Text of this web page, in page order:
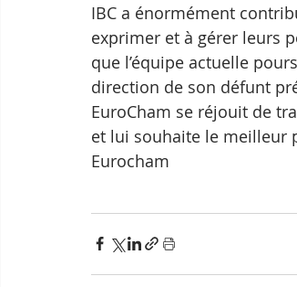
IBC a énormément
exprimer et à gérer leurs
que l’équipe actuelle
direction de son défunt
EuroCham se réjouit de
et lui souhaite le meilleur
Eurocham